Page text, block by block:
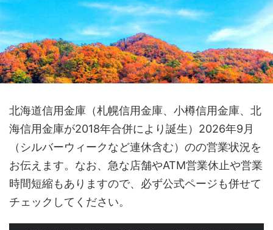
北海道信用金庫（札幌信用金庫、小樽信用金庫、北
海信用金庫が2018年合併により誕生）2026年9月
（シルバーウィークなど連休含む）のの営業状況を
お伝えます。なお、急な店舗やATM営業休止や営業
時間短縮もありますので、必ず公式ページも併せて
チェックしてください。